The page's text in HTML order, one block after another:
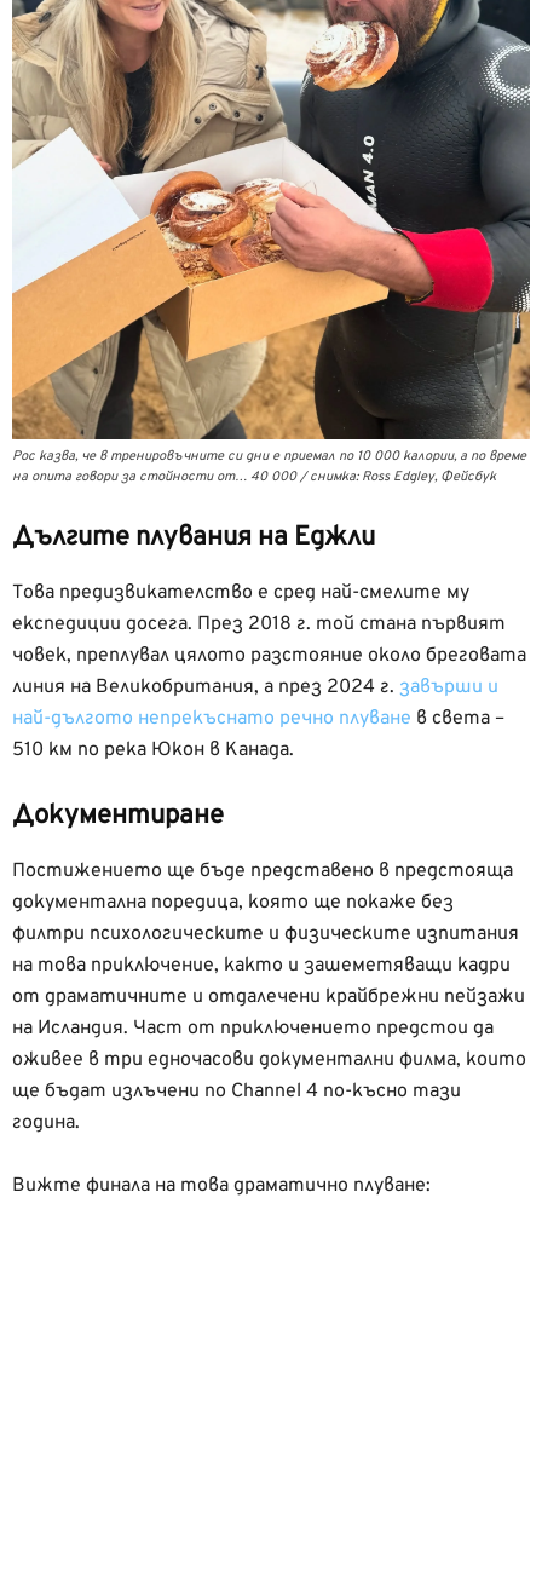
Рос казва, че в тренировъчните си дни е приемал по 10 000 калории, а по време
на опита говори за стойности от… 40 000 / снимка: Ross Edgley, Фейсбук
Дългите плувания на Еджли
Това предизвикателство е сред най-смелите му
експедиции досега. През 2018 г. той стана първият
човек, преплувал цялото разстояние около бреговата
линия на Великобритания, а през 2024 г. завърши и
най-дългото непрекъснато речно плуване в света –
510 км по река Юкон в Канада.
Документиране
Постижението ще бъде представено в предстояща
документална поредица, която ще покаже без
филтри психологическите и физическите изпитания
на това приключение, както и зашеметяващи кадри
от драматичните и отдалечени крайбрежни пейзажи
на Исландия. Част от приключението предстои да
оживее в три едночасови документални филма, които
ще бъдат излъчени по Channel 4 по-късно тази
година.
Вижте финала на това драматично плуване: